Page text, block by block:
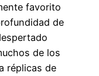
favorito
de
de los
réplicas de